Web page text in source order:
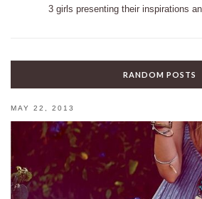
3 girls presenting their inspirations
RANDOM POSTS
MAY 22, 2013